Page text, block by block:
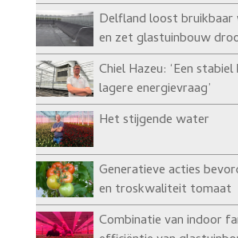
Delfland loost
en zet glastuinbouw
Chiel Hazeu: ‘Een
lagere energievraag’
Het stijgende water
Generatieve acties
en troskwaliteit tomaat
Combinatie van indoor